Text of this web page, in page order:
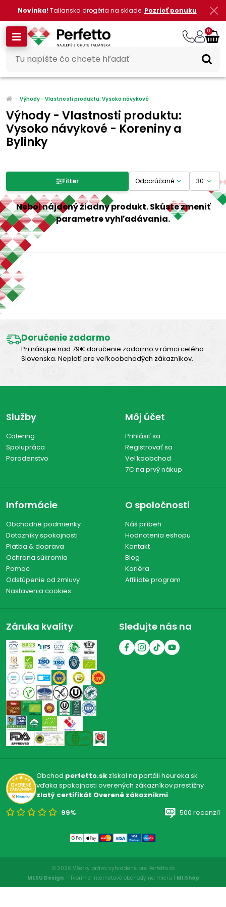
Novinka! Talianska drogéria na sklade. Pozrieť ponuku
0
Výhody - Vlastnosti produktu: Vysoko návykové
Výhody - Vlastnosti produktu:
Vysoko návykové - Koreniny a
Bylinky
Filter produktov
Cena
€
Vymazať filtre
Filter
Nebol nájdený žiadny produkt. Skúste zmeniť
parametre vyhľadávania.
Doručenie zadarmo
Pri nákupe nad 79€ doručenie zadarmo v rámci celého
Slovenska. Neplatí pre veľkoobchodých zákazníkov.
Služby
Catering
Spolupráca
Poradenstvo
Môj účet
Prihlásiť sa
Registrovať sa
Veľkoobchod
7€ na prvý nákup
Informácie
Obchodné podmienky
Dotazníky spokojnosti
Platba & doprava
Ochrana súkromia
Pomoc
Odstúpenie od zmluvy
Nastavenia cookies
O spoločnosti
Náš príbeh
Hodnotenia eshopu
Kontakt
Blog
Kariéra
Affiliate program
Záruka kvality Sledujte nás na
Obchod perfetto.skzískal na portáli heureka.sk
vďaka spokojnosti overených zákazníkov prestížny
zlatý certifikát Overené zákazníkmi.
99%
500 recenzií
© 2026 Všetky práva vyhradené pre Perfetto.sk
MI:SU Design - Tvoríme internetové obchody na mieru | MI:Shop